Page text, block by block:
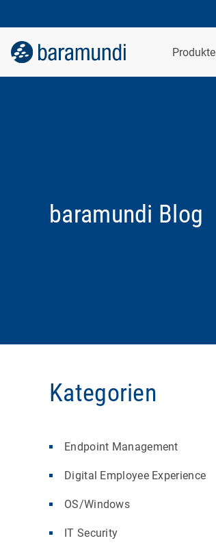
Produkte
baramundi Blog
Kategorien
Endpoint Management
Digital Employee Experience
OS/Windows
IT Security